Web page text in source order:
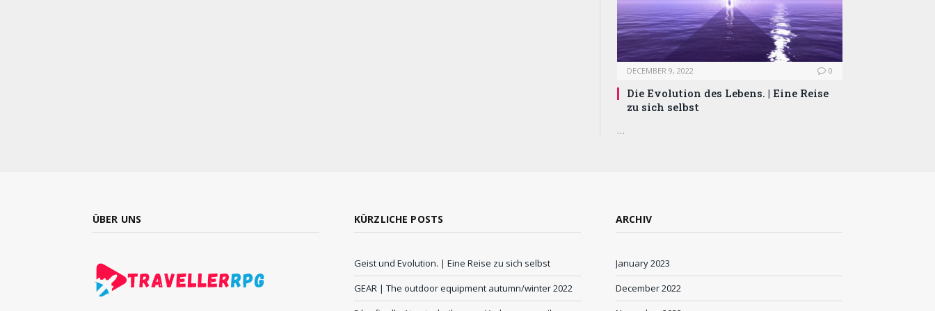
DECEMBER 9, 2022 0
Die Evolution des Lebens. | Eine Reise
zu sich selbst
…
ÜBER UNS KÜRZLICHE POSTS
Geist und Evolution. | Eine Reise zu sich selbst
GEAR | The outdoor equipment autumn/winter 2022
ARCHIV
January 2023
December 2022